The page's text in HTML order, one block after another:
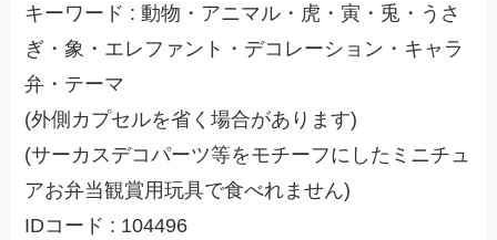
キーワード : 動物・アニマル・虎・寅・兎・うさ
ぎ・象・エレファント・デコレーション・キャラ
弁・テーマ
(外側カプセルを省く場合があります)
(サーカスデコパーツ等をモチーフにしたミニチュ
アお弁当観賞用玩具で食べれません)
IDコード : 104496